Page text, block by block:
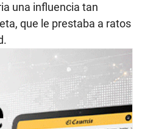
una influencia tan
que le prestaba a ratos